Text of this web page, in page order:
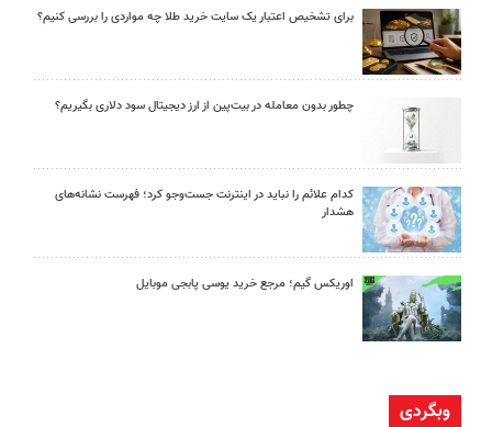
برای تشخیص اعتبار یک سایت خرید طلا چه مواردی را بررسی کنیم؟
چطور بدون معامله در بیت‌پین از ارز دیجیتال سود دلاری بگیریم؟
کدام علائم را نباید در اینترنت جست‌وجو کرد؛ فهرست نشانه‌های
هشدار
اوریکس گیم؛ مرجع خرید یوسی پابجی موبایل
وبگردی